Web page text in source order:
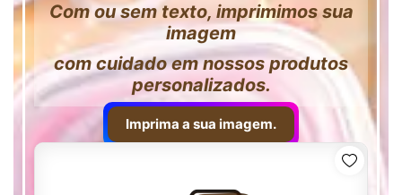
Com ou sem texto, imprimimos sua
imagem
com cuidado em nossos produtos
personalizados.
Imprima a sua imagem.